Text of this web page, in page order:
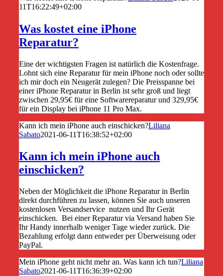
11T16:22:49+02:00
Was kostet eine iPhone
Reparatur?
Eine der wichtigsten Fragen ist natürlich die Kostenfrage.
Lohnt sich eine Reparatur für mein iPhone noch oder sollte
ich mir doch ein Neugerät zulegen? Die Preisspanne bei
einer iPhone Reparatur in Berlin ist sehr groß und liegt
zwischen 29,95€ für eine Softwarereparatur und 329,95€
für ein Display bei iPhone 11 Pro Max.
Kann ich mein iPhone auch einschicken?Liliana
Sabato2021-06-11T16:38:52+02:00
Kann ich mein iPhone auch
einschicken?
Neben der Möglichkeit die iPhone Reparatur in Berlin
direkt durchführen zu lassen, können Sie auch unseren
kostenlosen Versandservice nutzen und Ihr Gerät
einschicken. Bei einer Reparatur via Versand haben Sie
Ihr Handy innerhalb weniger Tage wieder zurück. Die
Bezahlung erfolgt dann entweder per Überweisung oder
PayPal.
Mein iPhone geht nicht mehr an. Was kann ich tun?Liliana
Sabato2021-06-11T16:36:39+02:00